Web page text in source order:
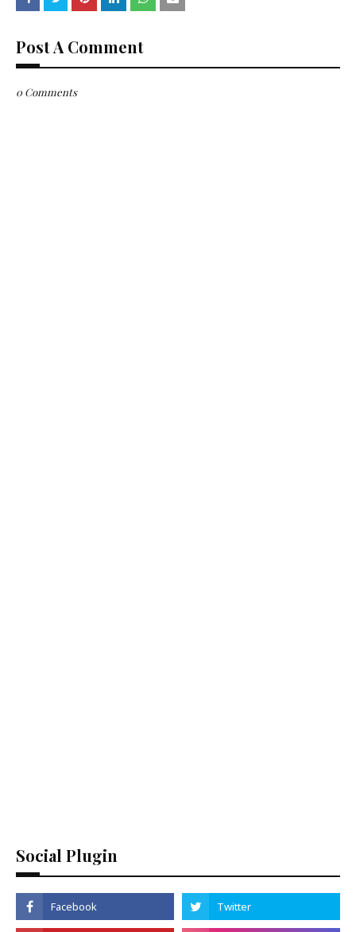
Post A Comment
0 Comments
Social Plugin